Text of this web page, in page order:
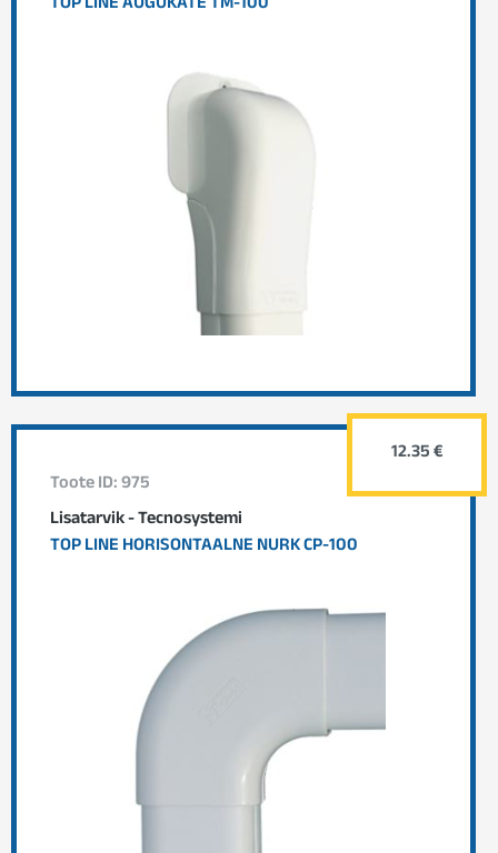
Toote ID: 975
Lisatarvik - Tecnosystemi
TOP LINE HORISONTAALNE NURK CP-100
12.35 €